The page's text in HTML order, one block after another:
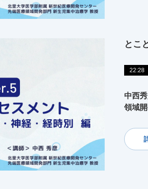
とこ
22:28
中西
領域